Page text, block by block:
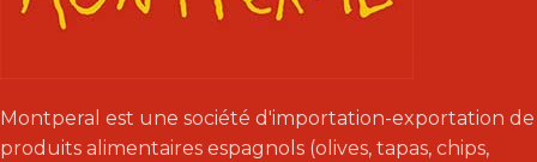
Montperal est une société d'importation-exportation de
produits alimentaires espagnols (olives, tapas, chips,